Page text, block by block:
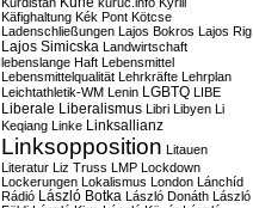
Käfighaltung Kék Pont Kötcse
Ladenschließungen Lajos Bokros Lajos Rig
Lajos Simicska Landwirtschaft
lebenslange Haft Lebensmittel
Lebensmittelqualität Lehrkräfte Lehrplan
Leichtathletik-WM Lenin LGBTQ LIBE
Liberale Liberalismus Libri Libyen Li
Keqiang Linke Linksallianz
Linksopposition Litauen
Literatur Liz Truss LMP Lockdown
Lockerungen Lokalismus London Lánchíd
Rádió
László Botka László Donáth László